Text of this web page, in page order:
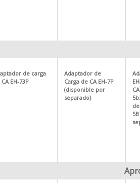
de carga
EH-73P
Adaptador de
Carga de CA EH-7P
(disponible por
separado)